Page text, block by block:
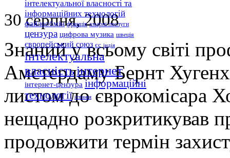
інтелектуальної власності та
інформаційних технологій
файлообмін франція хмарні послуги
цензура цифрова музика швеція
європейський союз єс індія
інтелектуальна
власністьінтернет
інтернет-цензура інформаційні
технології іспанія
30 серпня, 2008
Знаний у всьому світі
Амстердаму Бернт
листом до єврокомісара
нещадно розкритикував
продовжити термін